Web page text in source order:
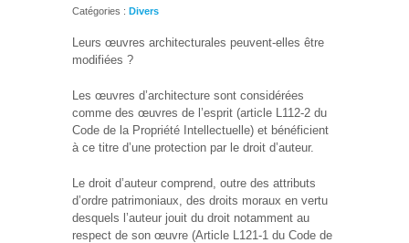
Catégories : Divers
Leurs œuvres architecturales peuvent-elles être
modifiées ?
Les œuvres d’architecture sont considérées
comme des œuvres de l’esprit (article L112-2 du
Code de la Propriété Intellectuelle) et bénéficient
à ce titre d’une protection par le droit d’auteur.
Le droit d’auteur comprend, outre des attributs
d’ordre patrimoniaux, des droits moraux en vertu
desquels l’auteur jouit du droit notamment au
respect de son œuvre (Article L121-1 du Code de